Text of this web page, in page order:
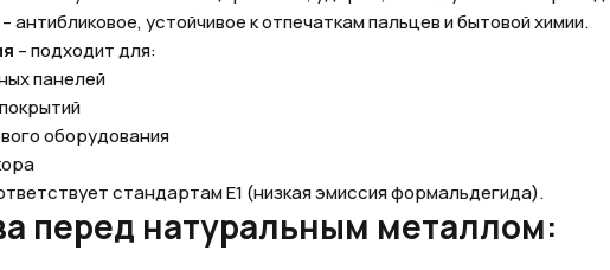
– антибликовое, устойчивое к отпечаткам пальцев и бытовой химии.
– подходит для:
панелей
оборудования
стандартам E1 (низкая эмиссия формальдегида).
перед натуральным металлом: